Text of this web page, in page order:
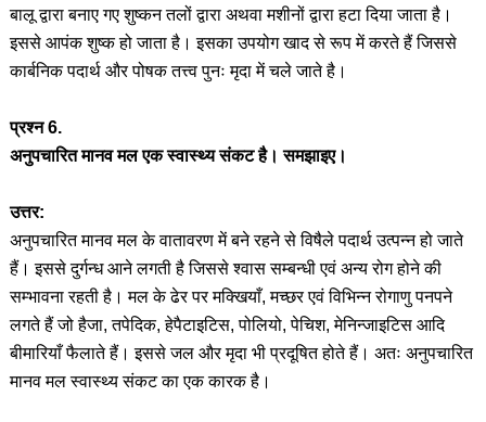
बालू द्वारा बनाए गए शुष्कन तलों द्वारा अथवा मशीनों द्वारा हटा दिया जाता है।
इससे आपंक शुष्क हो जाता है। इसका उपयोग खाद से रूप में करते हैं जिससे
कार्बनिक पदार्थ और पोषक तत्त्व पुनः मृदा में चले जाते है।
प्रश्न 6.
अनुपचारित मानव मल एक स्वास्थ्य संकट है। समझाइए।
उत्तर:
अनुपचारित मानव मल के वातावरण में बने रहने से विषैले पदार्थ उत्पन्न हो जाते
हैं। इससे दुर्गन्ध आने लगती है जिससे श्वास सम्बन्धी एवं अन्य रोग होने की
सम्भावना रहती है। मल के ढेर पर मक्खियाँ, मच्छर एवं विभिन्न रोगाणु पनपने
लगते हैं जो हैजा, तपेदिक, हेपैटाइटिस, पोलियो, पेचिश, मेनिन्जाइटिस आदि
बीमारियाँ फैलाते हैं। इससे जल और मृदा भी प्रदूषित होते हैं। अतः अनुपचारित
मानव मल स्वास्थ्य संकट का एक कारक है।